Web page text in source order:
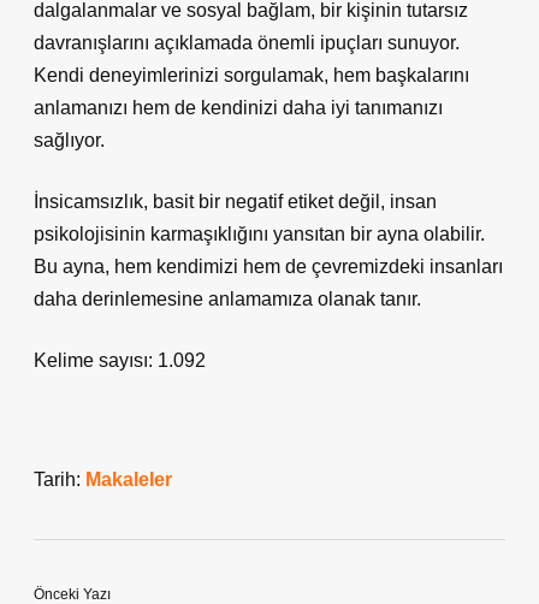
dalgalanmalar ve sosyal bağlam, bir kişinin tutarsız
davranışlarını açıklamada önemli ipuçları sunuyor.
Kendi deneyimlerinizi sorgulamak, hem başkalarını
anlamanızı hem de kendinizi daha iyi tanımanızı
sağlıyor.
İnsicamsızlık, basit bir negatif etiket değil, insan
psikolojisinin karmaşıklığını yansıtan bir ayna olabilir.
Bu ayna, hem kendimizi hem de çevremizdeki insanları
daha derinlemesine anlamamıza olanak tanır.
Kelime sayısı: 1.092
Tarih: Makaleler
Önceki Yazı